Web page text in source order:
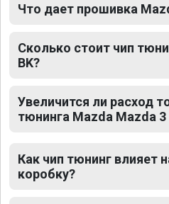
Что дает прошивка
Сколько стоит чип
BK?
Увеличится ли расход
тюнинга Mazda Mazda 3
Как чип тюнинг влияет
коробку?